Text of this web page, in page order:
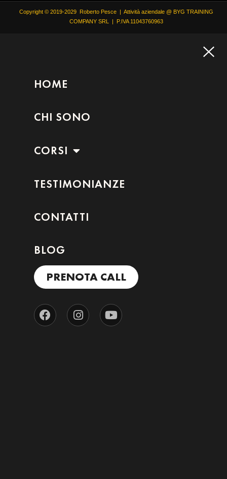
Copyright © 2019-2029 Roberto Pesce | Attività aziendale @ BYG TRAINING
COMPANY SRL | P.IVA 11043760963
HOME
CHI SONO
CORSI
TESTIMONIANZE
CONTATTI
BLOG
PRENOTA CALL